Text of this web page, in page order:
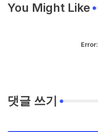
You Might Like
Error:
댓글 쓰기